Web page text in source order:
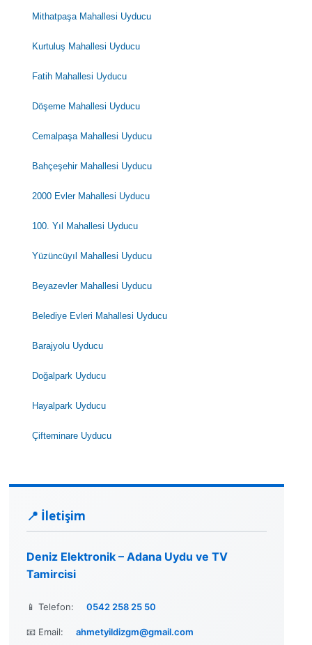
Mithatpaşa Mahallesi Uyducu
Kurtuluş Mahallesi Uyducu
Fatih Mahallesi Uyducu
Döşeme Mahallesi Uyducu
Cemalpaşa Mahallesi Uyducu
Bahçeşehir Mahallesi Uyducu
2000 Evler Mahallesi Uyducu
100. Yıl Mahallesi Uyducu
Yüzüncüyıl Mahallesi Uyducu
Beyazevler Mahallesi Uyducu
Belediye Evleri Mahallesi Uyducu
Barajyolu Uyducu
Doğalpark Uyducu
Hayalpark Uyducu
Çifteminare Uyducu
📍 İletişim
Deniz Elektronik – Adana Uydu ve TV
Tamircisi
📱 Telefon: 0542 258 25 50
📧 Email: ahmetyildizgm@gmail.com